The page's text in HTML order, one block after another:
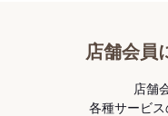
店舗会員
店舗
各種サービ